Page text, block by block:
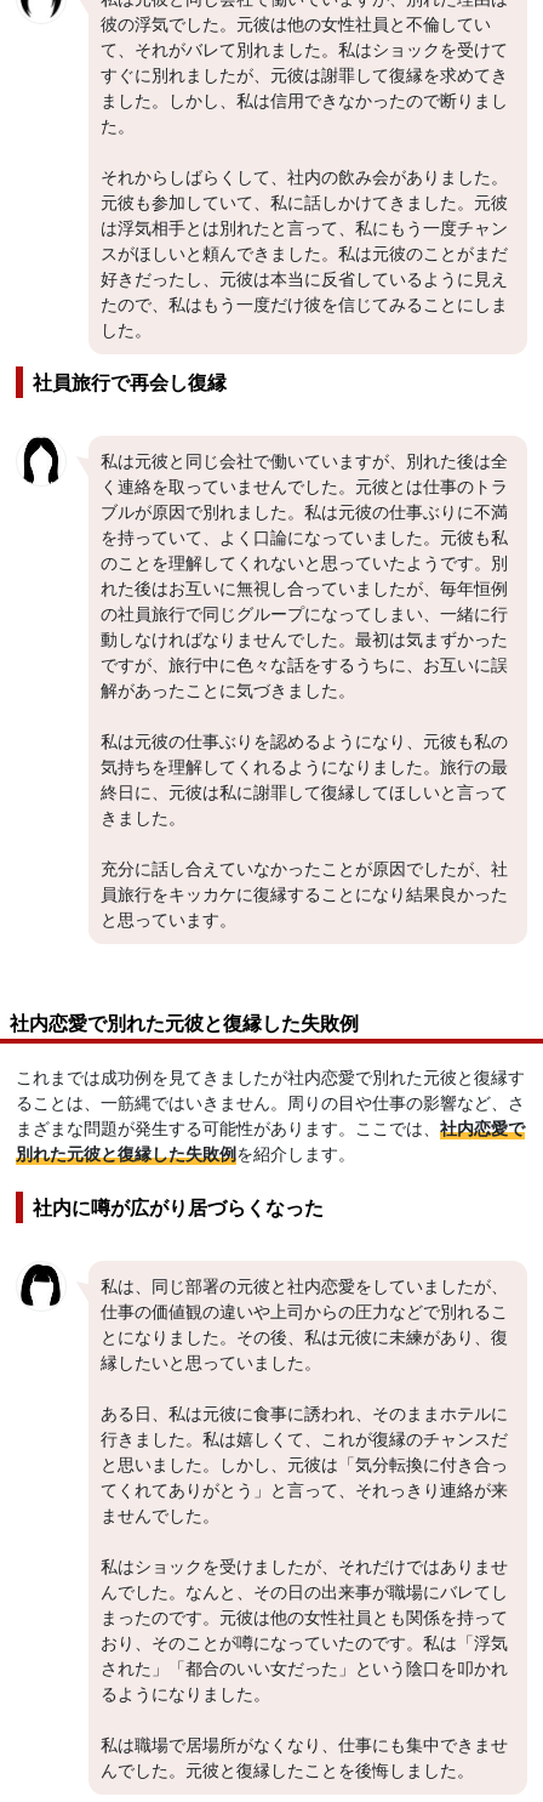
彼の浮気でした。元彼は他の女性社員と不倫してい
て、それがバレて別れました。私はショックを受けて
すぐに別れましたが、元彼は謝罪して復縁を求めてき
ました。しかし、私は信用できなかったので断りまし
た。
それからしばらくして、社内の飲み会がありました。
元彼も参加していて、私に話しかけてきました。元彼
は浮気相手とは別れたと言って、私にもう一度チャン
スがほしいと頼んできました。私は元彼のことがまだ
好きだったし、元彼は本当に反省しているように見え
たので、私はもう一度だけ彼を信じてみることにしま
した。
社員旅行で再会し復縁
私は元彼と同じ会社で働いていますが、別れた後は全
く連絡を取っていませんでした。元彼とは仕事のトラ
ブルが原因で別れました。私は元彼の仕事ぶりに不満
を持っていて、よく口論になっていました。元彼も私
のことを理解してくれないと思っていたようです。別
れた後はお互いに無視し合っていましたが、毎年恒例
の社員旅行で同じグループになってしまい、一緒に行
動しなければなりませんでした。最初は気まずかった
ですが、旅行中に色々な話をするうちに、お互いに誤
解があったことに気づきました。
私は元彼の仕事ぶりを認めるようになり、元彼も私の
気持ちを理解してくれるようになりました。旅行の最
終日に、元彼は私に謝罪して復縁してほしいと言って
きました。
充分に話し合えていなかったことが原因でしたが、社
員旅行をキッカケに復縁することになり結果良かった
と思っています。
社内恋愛で別れた元彼と復縁した失敗例
これまでは成功例を見てきましたが社内恋愛で別れた元彼と復縁す
ることは、一筋縄ではいきません。周りの目や仕事の影響など、さ
まざまな問題が発生する可能性があります。ここでは、社内恋愛で
別れた元彼と復縁した失敗例を紹介します。
社内に噂が広がり居づらくなった
私は、同じ部署の元彼と社内恋愛をしていましたが、
仕事の価値観の違いや上司からの圧力などで別れるこ
とになりました。その後、私は元彼に未練があり、復
縁したいと思っていました。
ある日、私は元彼に食事に誘われ、そのままホテルに
行きました。私は嬉しくて、これが復縁のチャンスだ
と思いました。しかし、元彼は「気分転換に付き合っ
てくれてありがとう」と言って、それっきり連絡が来
ませんでした。
私はショックを受けましたが、それだけではありませ
んでした。なんと、その日の出来事が職場にバレてし
まったのです。元彼は他の女性社員とも関係を持って
おり、そのことが噂になっていたのです。私は「浮気
された」「都合のいい女だった」という陰口を叩かれ
るようになりました。
私は職場で居場所がなくなり、仕事にも集中できませ
んでした。元彼と復縁したことを後悔しました。